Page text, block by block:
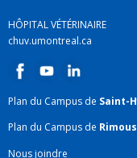
HÔPITAL VÉTÉRINAIRE
chuv.umontreal.ca
Plan du Campus de Saint-
Plan du Campus de
Nous joindre